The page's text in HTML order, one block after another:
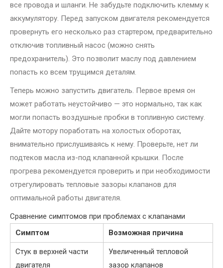
все провода и шланги. Не забудьте подключить клемму к
аккумулятору. Перед запуском двигателя рекомендуется
провернуть его несколько раз стартером, предварительно
отключив топливный насос (можно снять
предохранитель). Это позволит маслу под давлением
попасть ко всем трущимся деталям.
Теперь можно запустить двигатель. Первое время он
может работать неустойчиво — это нормально, так как
могли попасть воздушные пробки в топливную систему.
Дайте мотору поработать на холостых оборотах,
внимательно прислушиваясь к нему. Проверьте, нет ли
подтеков масла из-под клапанной крышки. После
прогрева рекомендуется проверить и при необходимости
отрегулировать тепловые зазоры клапанов для
оптимальной работы двигателя.
Сравнение симптомов при проблемах с клапанами
Симптом
Возможная причина
Стук в верхней части
двигателя
Увеличенный тепловой
зазор клапанов